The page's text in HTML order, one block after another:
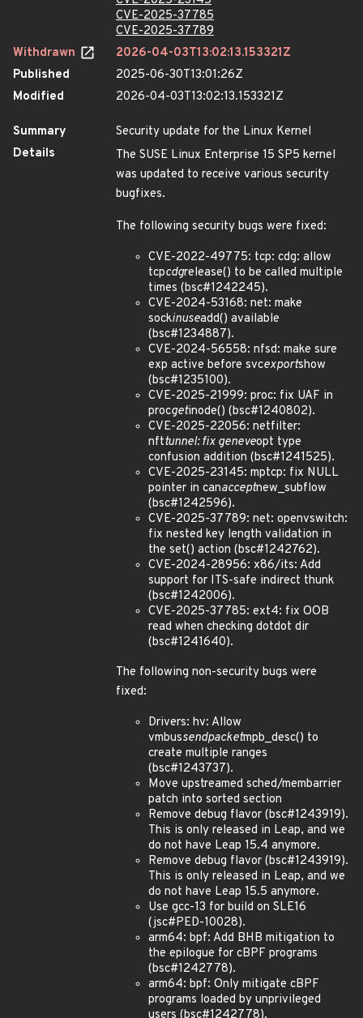
CVE-2025-37785
CVE-2025-37789
Withdrawn
2026-04-03T13:02:13.153321Z
Published
2025-06-30T13:01:26Z
Modified
2026-04-03T13:02:13.153321Z
Summary
Security update for the Linux Kernel
Details
The SUSE Linux Enterprise 15 SP5 kernel
was updated to receive various security
bugfixes.
The following security bugs were fixed:
CVE-2022-49775: tcp: cdg: allow
tcpcdgrelease() to be called multiple
times (bsc#1242245).
CVE-2024-53168: net: make
sockinuseadd() available
(bsc#1234887).
CVE-2024-56558: nfsd: make sure
exp active before svcexportshow
(bsc#1235100).
CVE-2025-21999: proc: fix UAF in
procgetinode() (bsc#1240802).
CVE-2025-22056: netfilter:
nfttunnel: fix geneveopt type
confusion addition (bsc#1241525).
CVE-2025-23145: mptcp: fix NULL
pointer in canacceptnew_subflow
(bsc#1242596).
CVE-2025-37789: net: openvswitch:
fix nested key length validation in
the set() action (bsc#1242762).
CVE-2024-28956: x86/its: Add
support for ITS-safe indirect thunk
(bsc#1242006).
CVE-2025-37785: ext4: fix OOB
read when checking dotdot dir
(bsc#1241640).
The following non-security bugs were
fixed:
Drivers: hv: Allow
vmbussendpacketmpb_desc() to
create multiple ranges
(bsc#1243737).
Move upstreamed sched/membarrier
patch into sorted section
Remove debug flavor (bsc#1243919).
This is only released in Leap, and we
do not have Leap 15.4 anymore.
Remove debug flavor (bsc#1243919).
This is only released in Leap, and we
do not have Leap 15.5 anymore.
Use gcc-13 for build on SLE16
(jsc#PED-10028).
arm64: bpf: Add BHB mitigation to
the epilogue for cBPF programs
(bsc#1242778).
arm64: bpf: Only mitigate cBPF
programs loaded by unprivileged